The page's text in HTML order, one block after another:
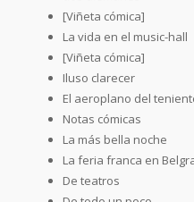
[Viñeta cómica]
La vida en el music-hall
[Viñeta cómica]
Iluso clarecer
El aeroplano del
Notas cómicas
La más bella noche
La feria franca en
De teatros